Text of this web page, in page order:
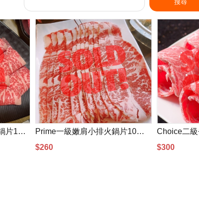
Prime一級去骨牛小排火鍋片10盎司(300g)
Prime一級嫩肩小排火鍋片10盎司(300g)
$260
$300